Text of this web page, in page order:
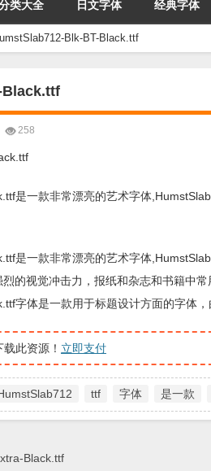
类大全 日文字体 经典字体
Blk-BT-Black.ttf
Black.ttf
258
是一款非常漂亮的艺术字体
是一款非常漂亮的艺术字体
的视觉冲击力，报纸和杂志和书籍中
字体是一款用于标题设计方面的字体
载此资源！ 立即支付
ttf 字体 是一款
Black.ttf